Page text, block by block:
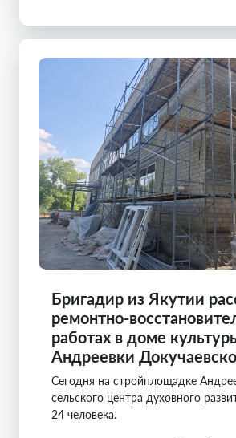
Бригадир из Якутии
ремонтно-
работах в доме
Андреевки
Сегодня на стройплощадке
сельского центра духовного
24 человека.